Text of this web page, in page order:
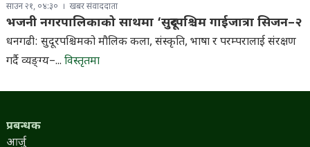
साउन २१, ०४:३० खबर संवाददाता
भजनी नगरपालिकाको साथमा ‘सुदूरपश्चिम गाईजात्रा सिजन–२
धनगढी: सुदूरपश्चिमको मौलिक कला, संस्कृति, भाषा र परम्परालाई संरक्षण
गर्दै व्यङ्ग्य–... विस्तृतमा
प्रबन्धक
आर्जु